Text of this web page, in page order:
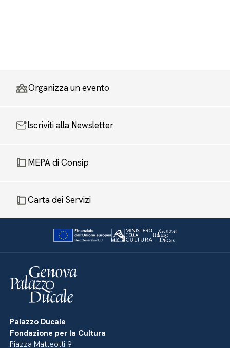
Organizza un evento
Iscriviti alla Newsletter
MEPA di Consip
Carta dei Servizi
Palazzo Ducale
Fondazione per la Cultura
Piazza Matteotti 9